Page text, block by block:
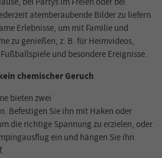
atemberaubende Bilder zu liefern.
Erlebnisse, um mit Familie und
zu genießen, z. B. für Heimvideos,
und besondere Ereignisse.
chemischer Geruch
bieten zwei
Befestigen Sie ihn mit Haken oder
die richtige Spannung zu erzielen, oder
ein und hängen Sie ihn